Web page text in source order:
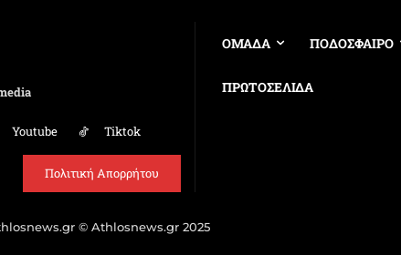
Youtube Tiktok
Πολιτική Απορρήτου
ΟΜΑΔΑ ΠΟΔΟΣΦΑΙΡΟ
ΠΡΩΤΟΣΕΛΙΔΑ
© Athlosnews.gr 2025